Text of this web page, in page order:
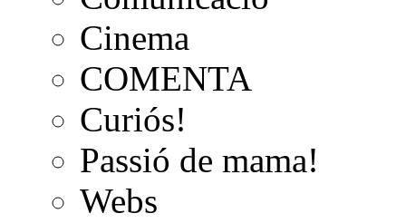
Cinema
COMENTA
Curiós!
Passió de mama!
Webs